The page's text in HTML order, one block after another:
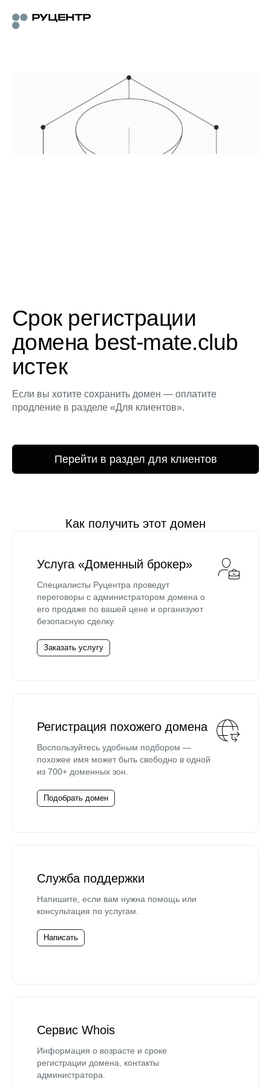
Срок регистрации
домена best-mate.club
истек
Если вы хотите сохранить домен — оплатите
продление в разделе «Для клиентов».
Перейти в раздел для клиентов
Как получить этот домен
Услуга «Доменный брокер»
Специалисты Руцентра проведут
переговоры с администратором домена о
его продаже по вашей цене и организуют
безопасную сделку.
Заказать услугу
Регистрация похожего домена
Воспользуйтесь удобным подбором —
похожее имя может быть свободно в одной
из 700+ доменных зон.
Подобрать домен
Служба поддержки
Напишите, если вам нужна помощь или
консультация по услугам.
Написать
Сервис Whois
Информация о возрасте и сроке
регистрации домена, контакты
администратора.